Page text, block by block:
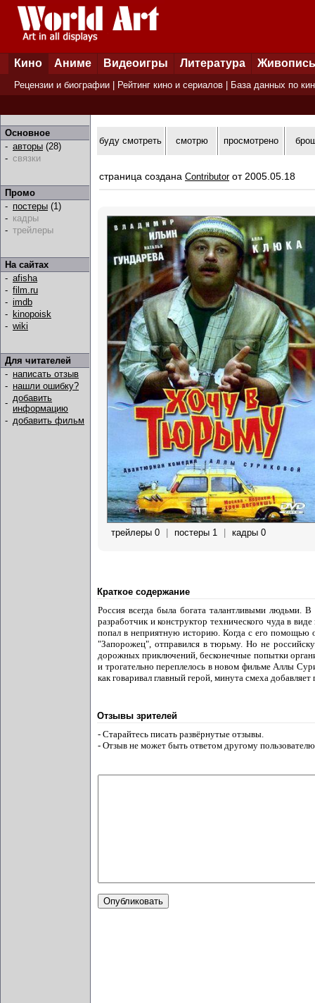
Кино Аниме Видеоигры Литература Живопись
Рецензии и биографии Рейтинг кино и сериалов База данных по
Основное
- авторы (28)
- связки
Промо
- постеры (1)
- кадры
- трейлеры
На сайтах
- afisha
- film.ru
- imdb
- kinopoisk
- wiki
Для читателей
- написать отзыв
- нашли ошибку?
- добавить
информацию
- добавить фильм
буду смотреть смотрю просмотрено
страница создана Contributorот 2005.05.18
трейлеры 0 | постеры 1 | кадры 0
Краткое содержание
Россия всегда была богата талантливыми людьми.
разработчик и конструктор технического чуда в
попал в неприятную историю. Когда с его помощью
"Запорожец", отправился в тюрьму. Но не
дорожных приключений, бесконечные попытки
и трогательно переплелось в новом фильме Аллы
как говаривал главный герой, минута смеха
Отзывы зрителей
- Старайтесь писать развёрнутые отзывы.
- Отзыв не может быть ответом другому